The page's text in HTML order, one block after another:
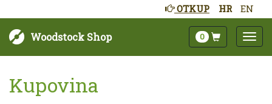
HR EN
OTKUP
Woodstock Shop 0
Kupovina